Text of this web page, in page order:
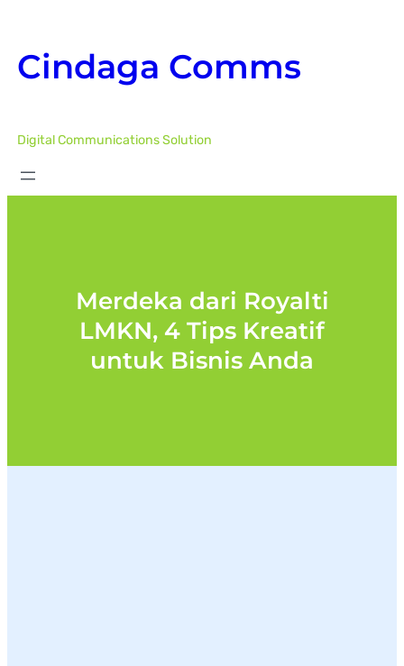
content
Cindaga Comms
Digital Communications Solution
Merdeka dari Royalti
LMKN, 4 Tips Kreatif
untuk Bisnis Anda